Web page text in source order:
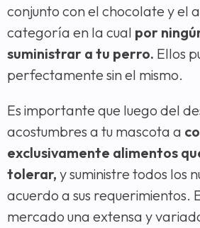
conjunto con el chocolate y el
categoría en la cual por
suministrar a tu perro. Ellos
perfectamente sin el mismo.
Es importante que luego del
acostumbres a tu mascota a
exclusivamente alimentos
tolerar, y suministre todos los
acuerdo a sus requerimientos.
mercado una extensa y